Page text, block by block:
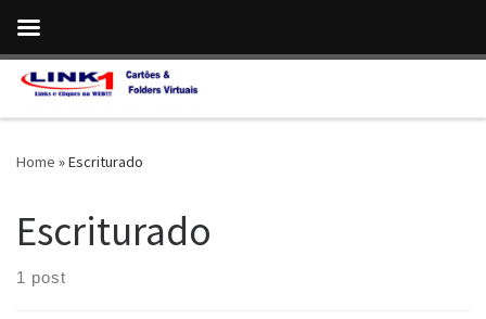
Skip to content
Home »Escriturado
Escriturado
1 post